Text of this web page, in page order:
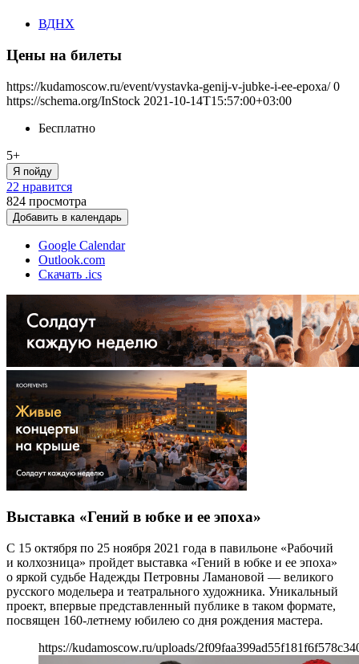
ВДНХ
Цены на билеты
https://kudamoscow.ru/event/vystavka-genij-v-jubke-i-ee-epoxa/ 0
https://schema.org/InStock 2021-10-14T15:57:00+03:00
Бесплатно
5+
Я пойду
22 нравится
824 просмотра
Добавить в календарь
Google Calendar
Outlook.com
Скачать .ics
Выставка «Гений в юбке и ее эпоха»
С 15 октября по 25 ноября 2021 года в павильоне «Рабочий
и колхозница» пройдет выставка «Гений в юбке и ее эпоха»
о яркой судьбе Надежды Петровны Ламановой — великого
русского модельера и театрального художника. Уникальный
проект, впервые представленный публике в таком формате,
посвящен 160-летнему юбилею со дня рождения мастера.
https://kudamoscow.ru/uploads/